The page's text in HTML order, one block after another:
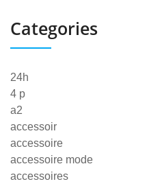
Categories
24h
4 p
a2
accessoir
accessoire
accessoire mode
accessoires